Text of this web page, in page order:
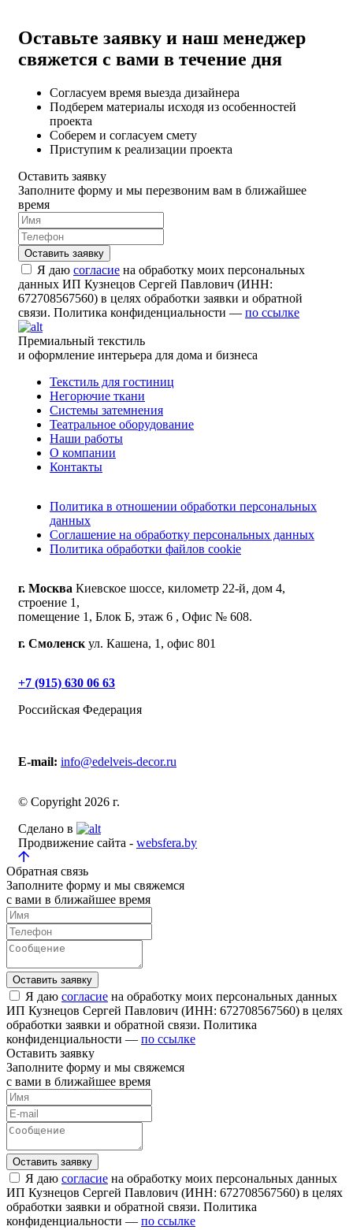
Оставьте заявку и наш менеджер
свяжется с вами в течение дня
Согласуем время выезда дизайнера
Подберем материалы исходя из особенностей
проекта
Соберем и согласуем смету
Приступим к реализации проекта
Оставить заявку
Заполните форму и мы перезвоним вам в ближайшее
время
Я даю согласие на обработку моих персональных
данных ИП Кузнецов Сергей Павлович (ИНН:
672708567560) в целях обработки заявки и обратной
связи. Политика конфиденциальности — по ссылке
Премиальный текстиль
и оформление интерьера для дома и бизнеса
Текстиль для гостиниц
Негорючие ткани
Системы затемнения
Театральное оборудование
Наши работы
О компании
Контакты
Политика в отношении обработки персональных
данных
Соглашение на обработку персональных данных
Политика обработки файлов cookie
г. Москва Киевское шоссе, километр 22-й, дом 4,
строение 1,
помещение 1, Блок Б, этаж 6 , Офис № 608.
г. Смоленск ул. Кашена, 1, офис 801
+7 (915) 630 06 63
Российская Федерация
E-mail: info@edelveis-decor.ru
© Copyright 2026 г.
Сделано в
Продвижение сайта - websfera.by
Обратная связь
Заполните форму и мы свяжемся
с вами в ближайшее время
Я даю согласие на обработку моих персональных данных
ИП Кузнецов Сергей Павлович (ИНН: 672708567560) в целях
обработки заявки и обратной связи. Политика
конфиденциальности — по ссылке
Оставить заявку
Заполните форму и мы свяжемся
с вами в ближайшее время
Я даю согласие на обработку моих персональных данных
ИП Кузнецов Сергей Павлович (ИНН: 672708567560) в целях
обработки заявки и обратной связи. Политика
конфиденциальности — по ссылке